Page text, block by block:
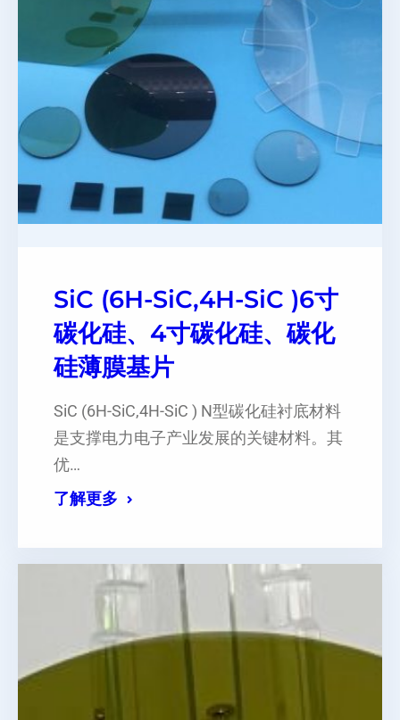
SiC (6H-SiC,4H-SiC )6寸
碳化硅、4寸碳化硅、碳化
硅薄膜基片
SiC (6H-SiC,4H-SiC ) N型碳化硅衬底材料
是支撑电力电子产业发展的关键材料。其
优…
了解更多